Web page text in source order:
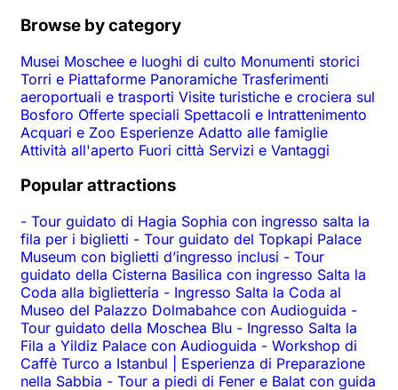
Browse by category
Musei Moschee e luoghi di culto Monumenti storici
Torri e Piattaforme Panoramiche Trasferimenti
aeroportuali e trasporti Visite turistiche e crociera sul
Bosforo Offerte speciali Spettacoli e Intrattenimento
Acquari e Zoo Esperienze Adatto alle famiglie
Attività all'aperto Fuori città Servizi e Vantaggi
Popular attractions
- Tour guidato di Hagia Sophia con ingresso salta la
fila per i biglietti - Tour guidato del Topkapi Palace
Museum con biglietti d’ingresso inclusi - Tour
guidato della Cisterna Basilica con ingresso Salta la
Coda alla biglietteria - Ingresso Salta la Coda al
Museo del Palazzo Dolmabahce con Audioguida -
Tour guidato della Moschea Blu - Ingresso Salta la
Fila a Yildiz Palace con Audioguida - Workshop di
Caffè Turco a Istanbul | Esperienza di Preparazione
nella Sabbia - Tour a piedi di Fener e Balat con guida